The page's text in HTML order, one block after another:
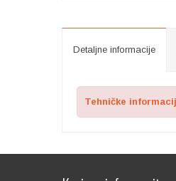
Detaljne informacije
Tehničke